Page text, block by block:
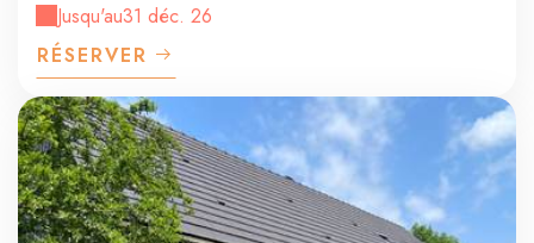
Jusqu'au31 déc. 26
RÉSERVER